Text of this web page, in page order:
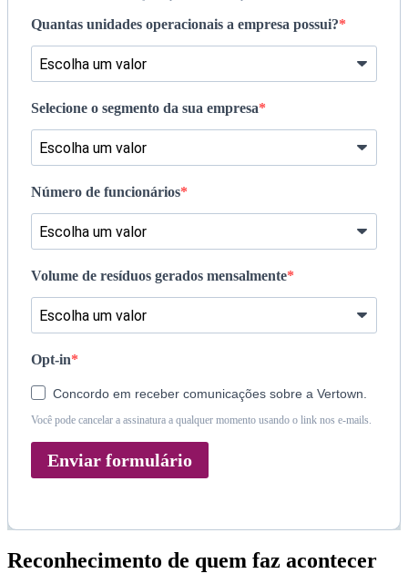
Quantas unidades operacionais a empresa possui?
Selecione o segmento da sua empresa
Número de funcionários
Volume de resíduos gerados mensalmente
Opt-in
Concordo em receber comunicações sobre a Vertown.
Você pode cancelar a assinatura a qualquer momento usando o link nos e-mails.
Enviar formulário
Reconhecimento de quem faz acontecer